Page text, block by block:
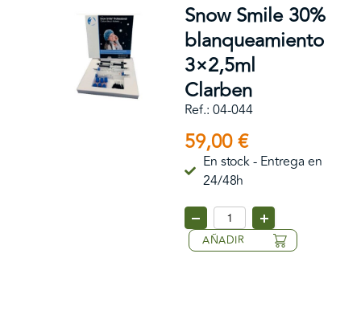
Snow Smile 30%
blanqueamiento
3×2,5ml
Clarben
Ref.: 04-044
59,00€
En stock - Entrega en
24/48h
AÑADIR